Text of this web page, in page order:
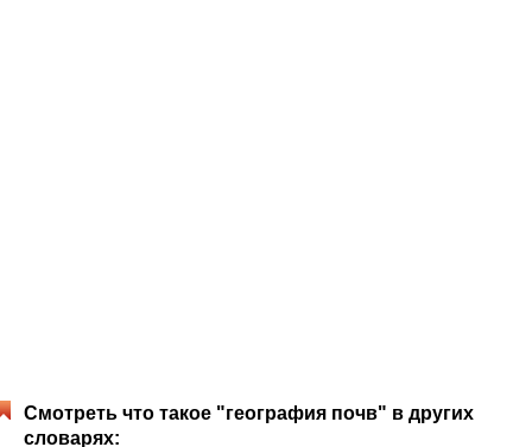
Смотреть что такое "география почв" в других
словарях: